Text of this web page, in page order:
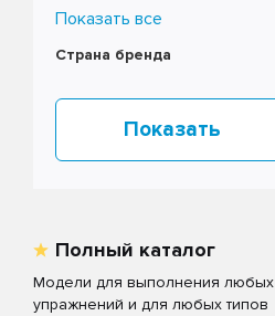
Fitex Pro Optima
Fitex Pro Status
Показать все
Страна бренда
Полный каталог
Модели для выполнения любых
упражнений и для любых типов